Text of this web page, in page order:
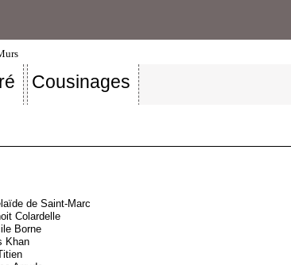
Cousinages
de Saint-Marc
Colardelle
Borne
Khan